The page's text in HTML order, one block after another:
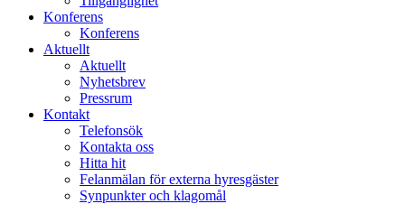
Konferens
Konferens
Aktuellt
Aktuellt
Nyhetsbrev
Pressrum
Kontakt
Telefonsök
Kontakta oss
Hitta hit
Felanmälan för externa hyresgäster
Synpunkter och klagomål